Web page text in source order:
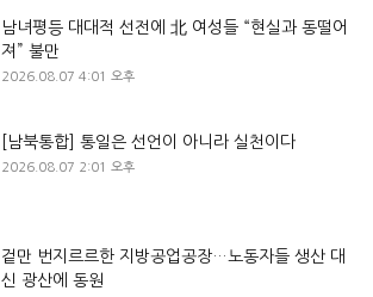
남녀평등 대대적 선전에 北 여성들 “현실과 동떨어
져” 불만
2026.08.07 4:01 오후
[남북통합] 통일은 선언이 아니라 실천이다
2026.08.07 2:01 오후
겉만 번지르르한 지방공업공장…노동자들 생산 대
신 광산에 동원